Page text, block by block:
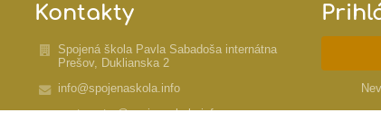
Kontakty
Spojená škola Pavla Sabadoša internátna
Prešov, Duklianska 2
info@spojenaskola.info
postmaster@spojenaskola.info